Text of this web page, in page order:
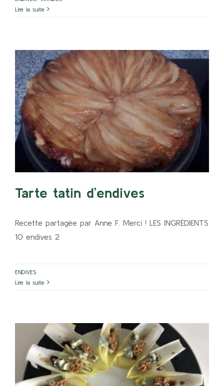
Lire la suite
Tarte tatin d’endives
ENDIVES
Tarte tatin d’endives
Recette partagée par Anne F. Merci ! LES INGRÉDIENTS
10 endives 2
ENDIVES
Lire la suite
Endives croquantes à la